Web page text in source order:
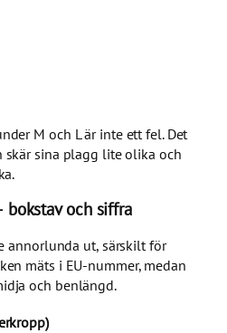
M och L är inte ett fel. Det
skär sina plagg lite olika och
och siffra
annorlunda ut, särskilt för
mäts i EU-nummer, medan
och benlängd.